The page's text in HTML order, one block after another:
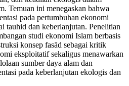
Temuan ini menegaskan bahwa
pada pertumbuhan ekonomi
tauhid dan keberlanjutan. Penelitian
studi ekonomi Islam berbasis
konsep fasād sebagai kritik
eksploitatif sekaligus menawarkan
sumber daya alam dan
pada keberlanjutan ekologis dan